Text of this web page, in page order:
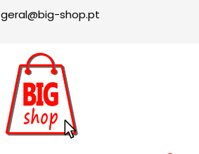
geral@big-shop.pt